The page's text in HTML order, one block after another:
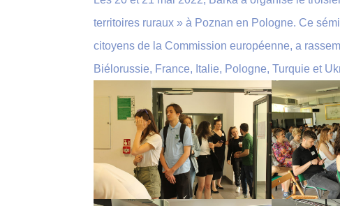
territoires ruraux » à Poznan en Pologne. Ce
citoyens de la Commission européenne, a
Biélorussie, France, Italie, Pologne, Turquie et